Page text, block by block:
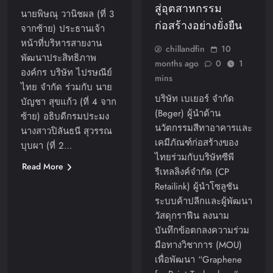
นายพิษณุ วานิชผล (ที่ 3
จากซ้าย) ประธานเจ้า
หน้าที่บริหารสายงาน
พัฒนาประสิทธิภาพ
องค์กร บริษัท ไปรษณีย์
ไทย จำกัด ร่วมกับ นาย
บัญชา สุขแก้ว (ที่ 4 จาก
ซ้าย) อธิบดีกรมประมง
นางสาวปิลันธนี สุวรรณ
บุบผา (ที่ 2…
Read More
สู่อุตสาหกรรม
ก่อสร้างอย่างยั่งยืน
chillandfin
10
months ago
0
1
mins
บริษัท เบเยอร์ จำกัด
(Beger) ผู้นำด้าน
นวัตกรรมสีทาอาคารและ
เคมีภัณฑ์ก่อสร้างของ
ไทยร่วมกับบริษัทซีพี
รีเทลลิงค์จำกัด (CP
Retailink) ผู้นำโซลูชัน
ระบบค้าปลีกและผู้พัฒนา
วัสดุกราฟีน ลงนาม
บันทึกข้อตกลงความร่วม
มือทางวิชาการ (MOU)
เพื่อพัฒนา “Graphene